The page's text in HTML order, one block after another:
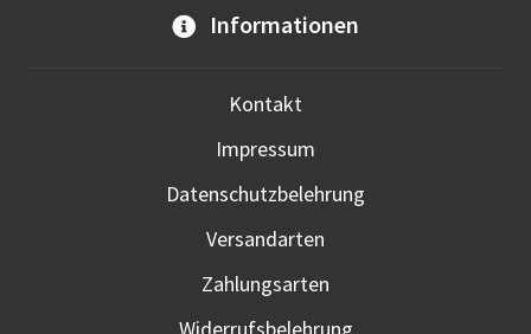
Informationen
Kontakt
Impressum
Datenschutzbelehrung
Versandarten
Zahlungsarten
Widerrufsbelehrung